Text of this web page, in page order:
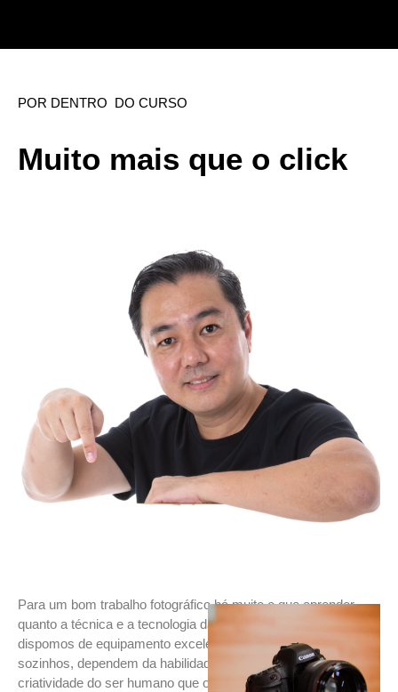
POR DENTRO DO CURSO
Muito mais que o click
Para um bom trabalho fotográfico há muito o que aprender
quanto a técnica e a tecnologia da fotografia. Atualmente
dispomos de equipamento excelentes, que não fazem nada
sozinhos, dependem da habilidade, da sensibilidade e da
criatividade do ser humano que os opera.